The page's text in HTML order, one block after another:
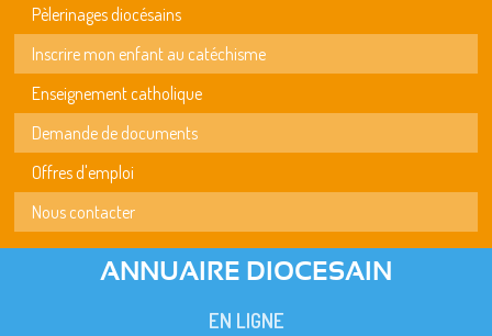
Pèlerinages diocésains
Inscrire mon enfant au catéchisme
Enseignement catholique
Demande de documents
Offres d'emploi
Nous contacter
ANNUAIRE DIOCESAIN
EN LIGNE